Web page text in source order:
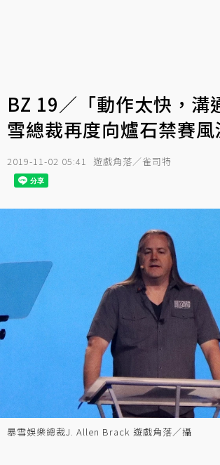
BZ 19／「動作太快，溝
雪總裁再度向爐石禁賽
2019-11-02 05:41 遊戲角落／雀司特
暴雪娛樂總裁J. Allen Brack 遊戲角落／攝